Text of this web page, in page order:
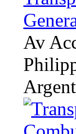
Av